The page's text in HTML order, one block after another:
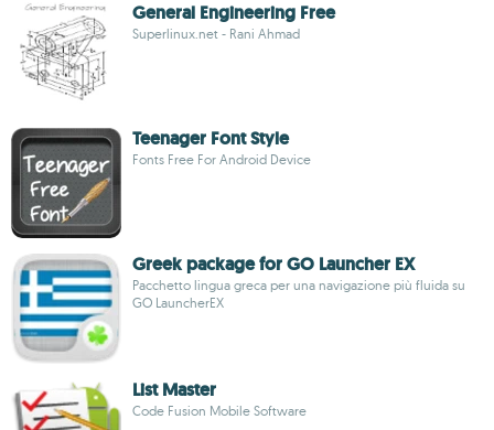
General Engineering Free
Superlinux.net - Rani Ahmad
Teenager Font Style
Fonts Free For Android Device
Greek package for GO Launcher EX
Pacchetto lingua greca per una navigazione più fluida su
GO LauncherEX
List Master
Code Fusion Mobile Software